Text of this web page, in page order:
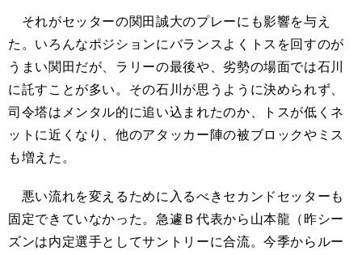
それがセッターの関田誠大のプレーにも影響を与え
た。いろんなポジションにバランスよくトスを回すのが
うまい関田だが、ラリーの最後や、劣勢の場面では石川
に託すことが多い。その石川が思うように決められず、
司令塔はメンタル的に追い込まれたのか、トスが低くネ
ットに近くなり、他のアタッカー陣の被ブロックやミス
も増えた。
悪い流れを変えるために入るべきセカンドセッターも
固定できていなかった。急遽Ｂ代表から山本龍（昨シー
ズンは内定選手としてサントリーに合流。今季からルー